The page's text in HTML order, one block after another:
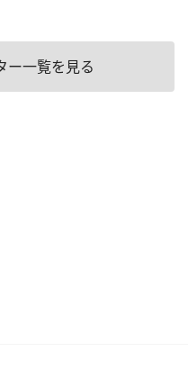
ー一覧を見る